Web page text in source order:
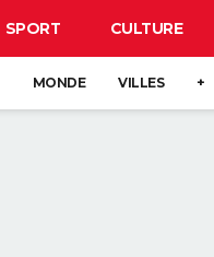
SPORT CULTURE
MONDE VILLES +